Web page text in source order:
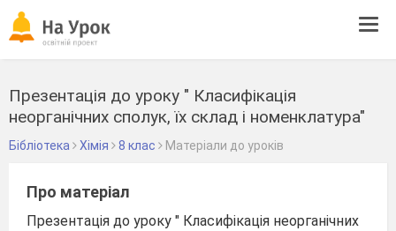
Презентація до уроку " Класифікація
неорганічних сполук, їх склад і номенклатура"
Бібліотека Хімія 8 клас Матеріали до уроків
Про матеріал
Презентація до уроку " Класифікація неорганічних